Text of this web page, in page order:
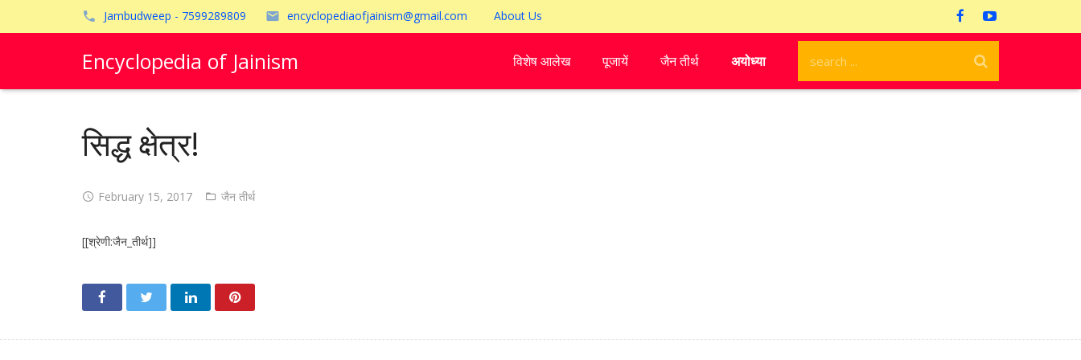
Jambudweep - 7599289809 encyclopediaofjainism@gmail.com About Us
Encyclopedia of Jainism विशेष आलेख पूजायें जैन तीर्थ अयोध्या
सिद्ध क्षेत्र!
February 15, 2017 जैन तीर्थ
[[श्रेणी:जैन_तीर्थ]]